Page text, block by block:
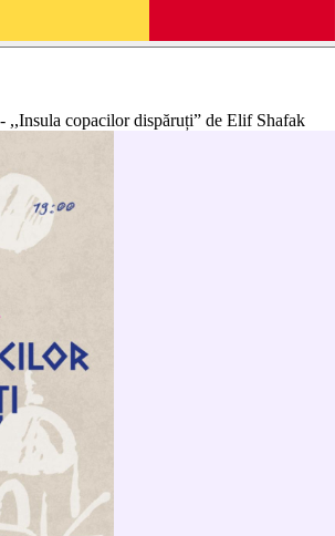
,,Insula copacilor dispăruți” de Elif Shafak